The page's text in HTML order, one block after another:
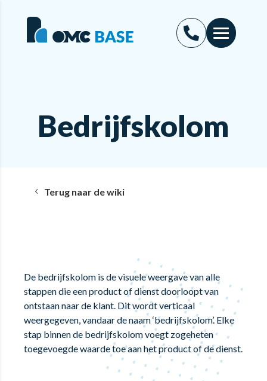
Bedrijfskolom
Terug naar de wiki
De bedrijfskolom is de visuele weergave van alle
stappen die een product of dienst doorloopt van
ontstaan naar de klant. Dit wordt verticaal
weergegeven, vandaar de naam ‘bedrijfskolom’. Elke
stap binnen de bedrijfskolom voegt zogeheten
toegevoegde waarde toe aan het product of de dienst.